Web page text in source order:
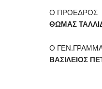
Ο ΠΡΟΕΔΡΟΣ
ΘΩΜΑΣ
Ο
ΒΑΣΙΛΕΙΟΣ